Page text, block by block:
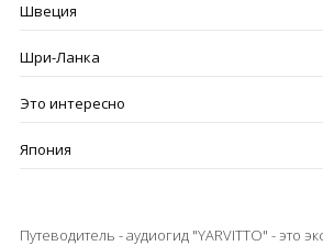
Швеция
Шри-Ланка
Это интересно
Япония
Путеводитель - аудиогид "YARVITTO" - это